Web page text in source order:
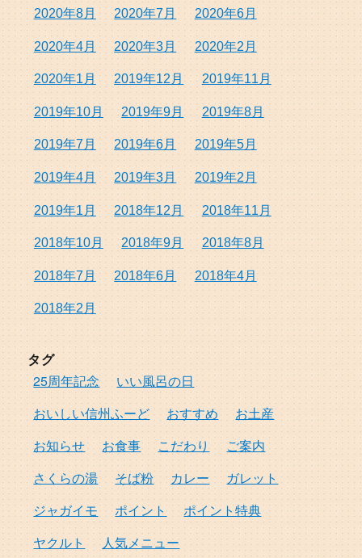
2020年8月 2020年7月 2020年6月
2020年4月 2020年3月 2020年2月
2020年1月 2019年12月 2019年11月
2019年10月 2019年9月 2019年8月
2019年7月 2019年6月 2019年5月
2019年4月 2019年3月 2019年2月
2019年1月 2018年12月 2018年11月
2018年10月 2018年9月 2018年8月
2018年7月 2018年6月 2018年4月
2018年2月
タグ
25周年記念
いい風呂の日
おいしい信州ふーど
おすすめ
お土産
お知らせ
お食事 こだわり
ご案内
さくらの湯
そば粉 カレー
ガレット
ジャガイモ
ポイント
ポイント特典
ヤクルト
人気メニュー